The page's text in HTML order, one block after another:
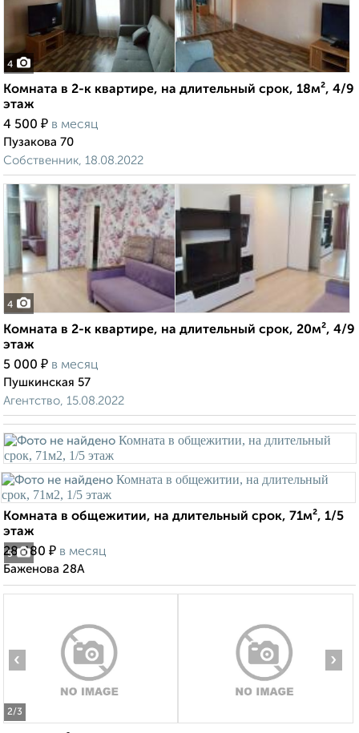
4
Комната в 2-к квартире, на длительный срок, 18м², 4/9
этаж
4 500 ₽ в месяц
Пузакова 70
Собственник, 18.08.2022
4
Комната в 2-к квартире, на длительный срок, 20м², 4/9
этаж
5 000 ₽ в месяц
Пушкинская 57
Агентство, 15.08.2022
5
Комната в общежитии, на длительный срок, 71м², 1/5
этаж
28 480 ₽ в месяц
Баженова 28А
2/3
‹ ›